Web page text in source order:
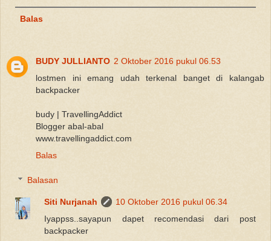
Balas
BUDY JULLIANTO 2 Oktober 2016 pukul 06.53
lostmen ini emang udah terkenal banget di kalangab
backpacker
budy | TravellingAddict
Blogger abal-abal
www.travellingaddict.com
Balas
Balasan
Siti Nurjanah
10 Oktober 2016 pukul 06.34
Iyappss..sayapun dapet recomendasi dari post
backpacker